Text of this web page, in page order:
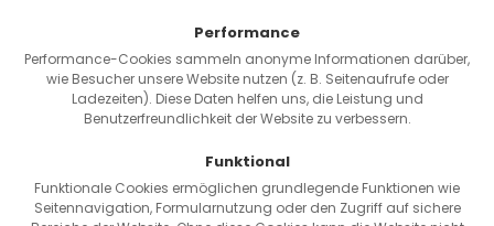
Versand & ZahlungPerformance
Performance-Cookies sammeln anonyme Informationen darüber,
wie Besucher unsere Website nutzen (z. B. Seitenaufrufe oder
Ladezeiten). Diese Daten helfen uns, die Leistung und
Benutzerfreundlichkeit der Website zu verbessern.
Funktional
Funktionale Cookies ermöglichen grundlegende Funktionen wie
Seitennavigation, Formularnutzung oder den Zugriff auf sichere